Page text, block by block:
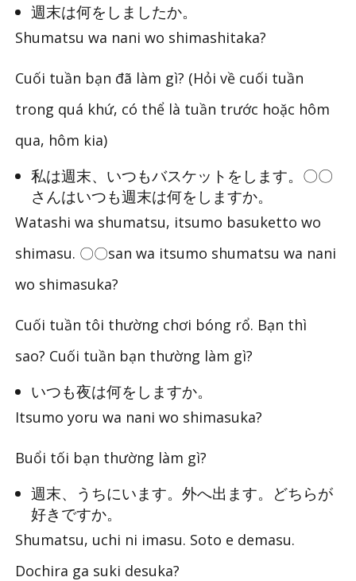
週末は何をしましたか。
Shumatsu wa nani wo shimashitaka?
Cuối tuần bạn đã làm gì? (Hỏi về cuối tuần
trong quá khứ, có thể là tuần trước hoặc hôm
qua, hôm kia)
私は週末、いつもバスケットをします。〇〇
さんはいつも週末は何をしますか。
Watashi wa shumatsu, itsumo basuketto wo
shimasu. 〇〇san wa itsumo shumatsu wa nani
wo shimasuka?
Cuối tuần tôi thường chơi bóng rổ. Bạn thì
sao? Cuối tuần bạn thường làm gì?
いつも夜は何をしますか。
Itsumo yoru wa nani wo shimasuka?
Buổi tối bạn thường làm gì?
週末、うちにいます。外へ出ます。どちらが
好きですか。
Shumatsu, uchi ni imasu. Soto e demasu.
Dochira ga suki desuka?